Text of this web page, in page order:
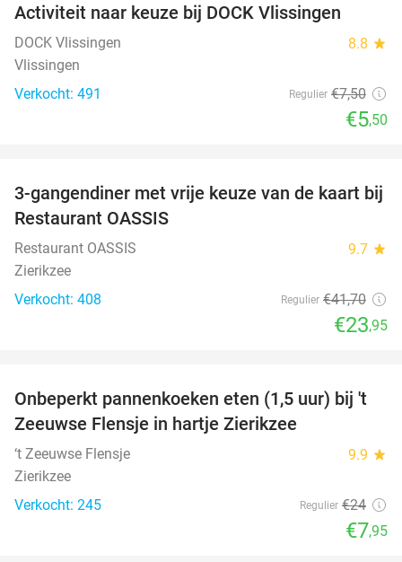
Activiteit naar keuze bij DOCK Vlissingen
DOCK Vlissingen 8.8 star
Vlissingen
Verkocht: 491
Regulier €7,50
€5,50
43%
3-gangendiner met vrije keuze van de kaart bij
Restaurant OASSIS
Restaurant OASSIS 9.7 star
Zierikzee
Verkocht: 408
Regulier €41,70
€23,95
67%
Onbeperkt pannenkoeken eten (1,5 uur) bij 't
Zeeuwse Flensje in hartje Zierikzee
‘t Zeeuwse Flensje 9.9 star
Zierikzee
Verkocht: 245
Regulier €24
€7,95